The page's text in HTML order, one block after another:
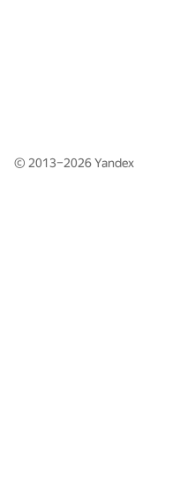
© 2013–2026Yandex